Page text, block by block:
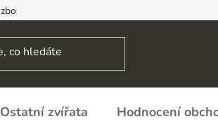
ODSTOUPENÍ OD SMLOUVY
Ostatní zvířata Hodnocení